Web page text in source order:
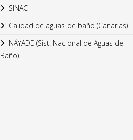
SINAC
Calidad de aguas de baño (Canarias)
NÁYADE (Sist. Nacional de Aguas de
Baño)